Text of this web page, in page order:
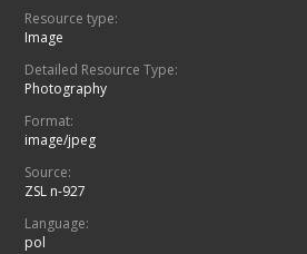
Resource type:
Image
Detailed Resource Type:
Photography
Format:
image/jpeg
Source:
ZSL n-927
Language:
pol